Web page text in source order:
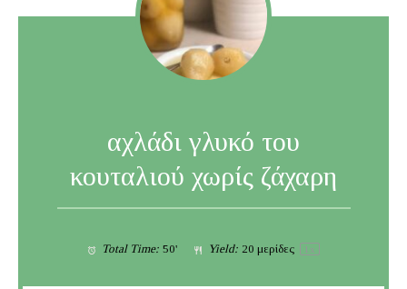
αχλάδι γλυκό του
κουταλιού χωρίς ζάχαρη
Total Time: 50' Yield: 20 μερίδες 1 x